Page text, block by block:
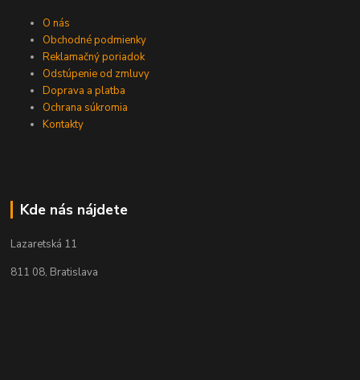
O nás
Obchodné podmienky
Reklamačný poriadok
Odstúpenie od zmluvy
Doprava a platba
Ochrana súkromia
Kontakty
Kde nás nájdete
Lazaretská 11
811 08, Bratislava